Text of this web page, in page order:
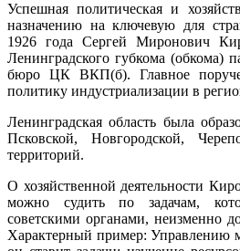
Успешная политическая и
назначению на ключевую для
1926 года Сергей Миронович
Ленинградского губкома (обкома)
бюро ЦК ВКП(б). Главное
политику индустриализации в
Ленинградская область была
Псковской, Новгородской,
территорий.
О хозяйственной деятельности
можно судить по задачам,
советскими органами, неизменно
Характерный пример: Управлению